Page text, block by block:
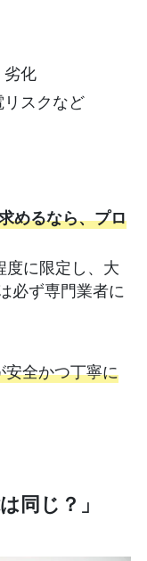
劣化
リスクなど
めるなら、プロ
度に限定し、大
必ず専門業者に
安全かつ丁寧に
同じ？」